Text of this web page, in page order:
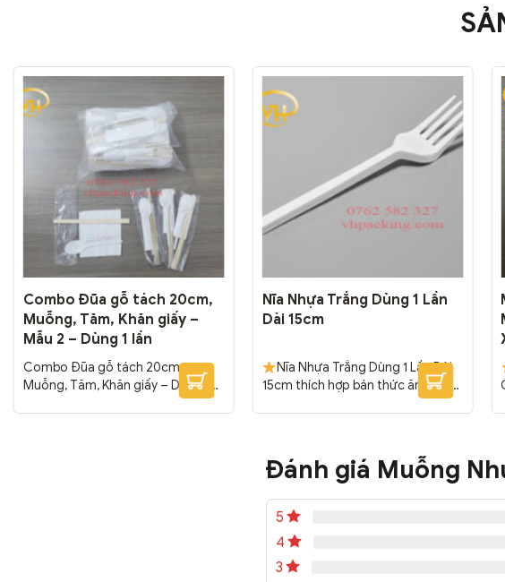
Combo Đũa gỗ tách 20cm,
Muỗng, Tăm, Khăn giấy –
Mẫu 2 – Dùng 1 lần
Combo Đũa gỗ tách 20cm,
Muỗng, Tăm, Khăn giấy – Dùng 1
lần. Sử dụng có các quán cơm. đồ
Nĩa Nhựa Trắng Dùng 1 Lần
Dài 15cm
Nĩa Nhựa Trắng Dùng 1 Lần Dài
15cm thích hợp bán thức ăn mang
đi beefsteak, bò né, bò lúc lắc, mì
tiệc sinh nhật, du lịch, cắm trại.
Đóng gói: 5000 cái/thùng
Đánh giá Muỗng
5
4
3